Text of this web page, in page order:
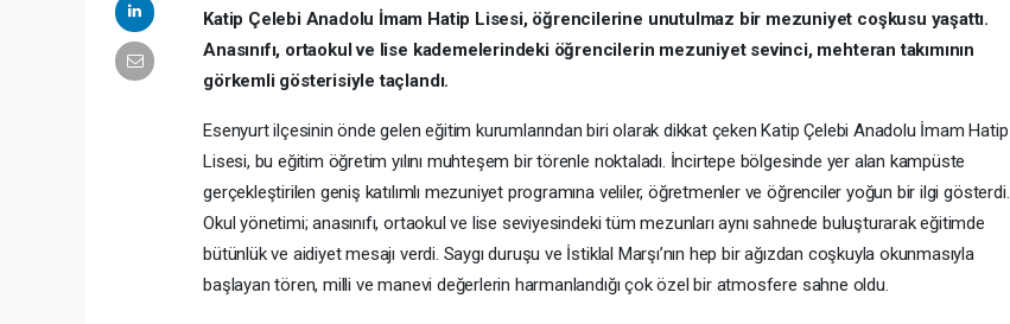
Katip Çelebi Anadolu İmam Hatip Lisesi, öğrencilerine unutulmaz bir mezuniyet coşkusu yaşattı.
Anasınıfı, ortaokul ve lise kademelerindeki öğrencilerin mezuniyet sevinci, mehteran takımının
görkemli gösterisiyle taçlandı.
Esenyurt ilçesinin önde gelen eğitim kurumlarından biri olarak dikkat çeken Katip Çelebi Anadolu İmam Hatip
Lisesi, bu eğitim öğretim yılını muhteşem bir törenle noktaladı. İncirtepe bölgesinde yer alan kampüste
gerçekleştirilen geniş katılımlı mezuniyet programına veliler, öğretmenler ve öğrenciler yoğun bir ilgi gösterdi.
Okul yönetimi; anasınıfı, ortaokul ve lise seviyesindeki tüm mezunları aynı sahnede buluşturarak eğitimde
bütünlük ve aidiyet mesajı verdi. Saygı duruşu ve İstiklal Marşı’nın hep bir ağızdan coşkuyla okunmasıyla
başlayan tören, milli ve manevi değerlerin harmanlandığı çok özel bir atmosfere sahne oldu.